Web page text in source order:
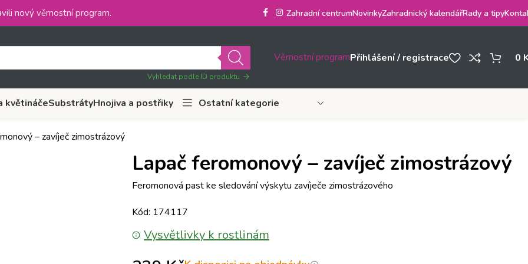
nový věrnostní program. Zahradní centrumNovinkyZahradnický kalendářRady a tipy
Vyhledat podle ID produktu
Věrnostní programPřihlášení / registrace 0
květináčeSubstrátyHnojiva a postřiky Ostatní kategorie
– zavíječ zimostrázový
Lapač feromonový – zavíječ zimostrázový
Feromonová past ke sledování výskytu zavíječe zimostrázového
Kód: 174117
Vysvětlivky k rostlinám